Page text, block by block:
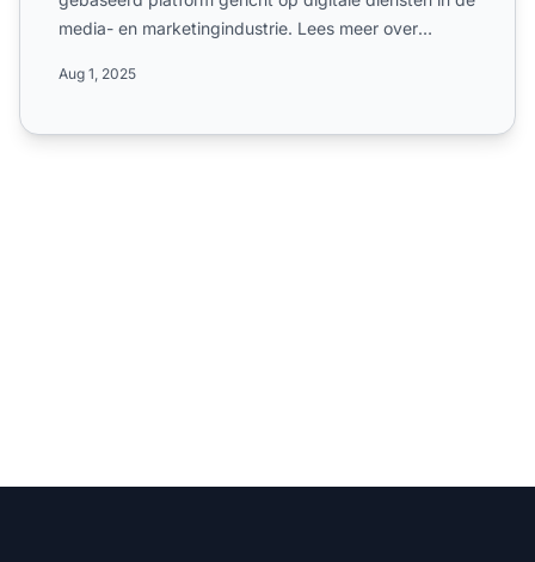
media- en marketingindustrie. Lees meer over
Aug 1, 2025